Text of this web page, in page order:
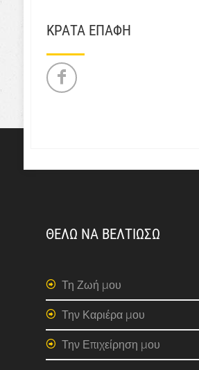
ΚΡΑΤΑ ΕΠΑΦΗ
ΘΕΛΩ ΝΑ ΒΕΛΤΙΩΣΩ
Τη Ζωή μου
Την Καριέρα μου
Την Επιχείρηση μου